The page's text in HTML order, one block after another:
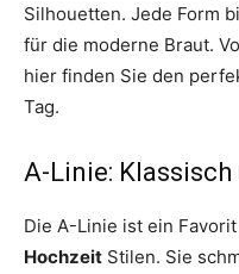
Silhouetten. Jede Form
für die moderne Braut.
hier finden Sie den
Tag.
A-Linie:
Die A-Linie ist ein
Hochzeit Stilen. Sie